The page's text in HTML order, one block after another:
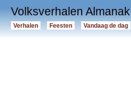
Volksverhalen Almanak
Verhalen Feesten Vandaag de dag